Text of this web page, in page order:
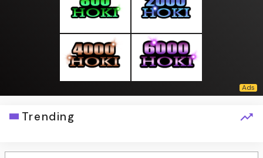
Trending